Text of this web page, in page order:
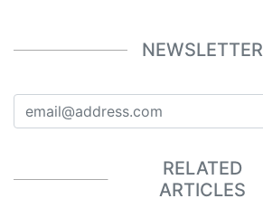
NEWSLETTER
RELATED
ARTICLES